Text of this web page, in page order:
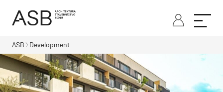
ASB Development